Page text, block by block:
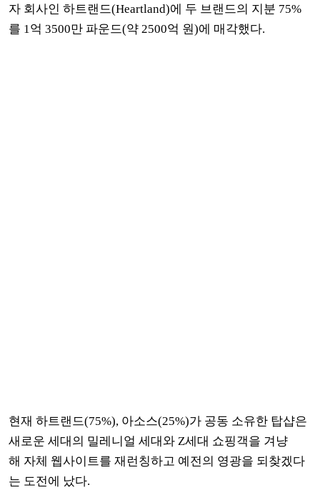
자 회사인 하트랜드(Heartland)에 두 브랜드의 지분 75%
를 1억 3500만 파운드(약 2500억 원)에 매각했다.
현재 하트랜드(75%), 아소스(25%)가 공동 소유한 탑샵은
새로운 세대의 밀레니얼 세대와 Z세대 쇼핑객을 겨냥
해 자체 웹사이트를 재런칭하고 예전의 영광을 되찾겠다
는 도전에 났다.